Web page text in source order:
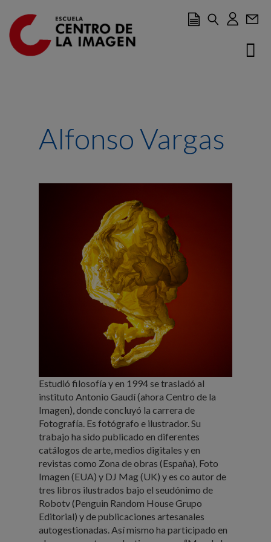
Alfonso Vargas
Estudió filosofía y en 1994 se trasladó al
instituto Antonio Gaudí (ahora Centro de la
Imagen), donde concluyó la carrera de
Fotografía. Es fotógrafo e ilustrador. Su
trabajo ha sido publicado en diferentes
catálogos de arte, medios digitales y en
revistas como Zona de obras (España), Foto
Imagen (EUA) y DJ Mag (UK) y es co autor de
tres libros ilustrados bajo el seudónimo de
Robotv (Penguin Random House Grupo
Editorial) y de publicaciones artesanales
autogestionadas. Así mismo ha participado en
¡ESTUDIA CON NOSOTROS!
CURSOS PROGRAMAS